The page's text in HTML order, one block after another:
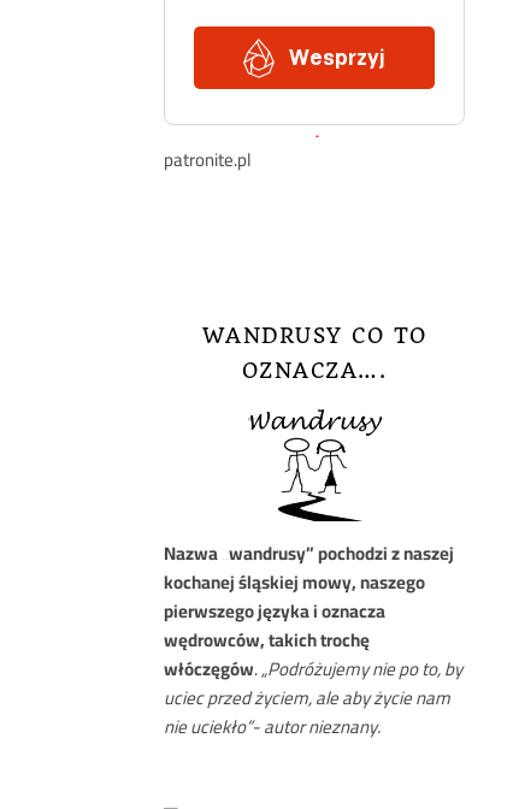
patronite.pl
WANDRUSY CO TO
OZNACZA….
Nazwa„wandrusy” pochodzi z naszej
kochanej śląskiej mowy, naszego
pierwszego języka i oznacza
wędrowców, takich trochę
włóczęgów.„Podróżujemy nie po to, by
uciec przed życiem, ale aby życie nam
nie uciekło”- autor nieznany.